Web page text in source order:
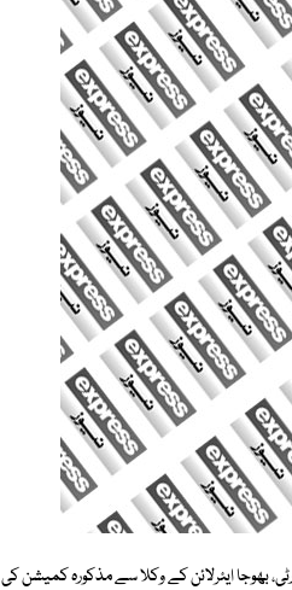
ایئرلائن کے وکلا سے مذکورہ کمیشن کی